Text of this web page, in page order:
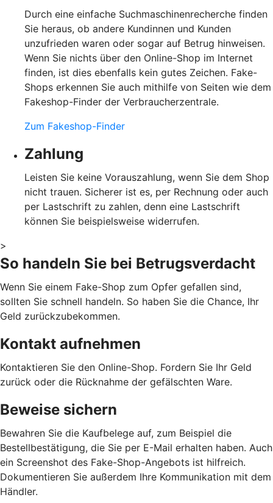
Durch eine einfache Suchmaschinenrecherche finden
Sie heraus, ob andere Kundinnen und Kunden
unzufrieden waren oder sogar auf Betrug hinweisen.
Wenn Sie nichts über den Online-Shop im Internet
finden, ist dies ebenfalls kein gutes Zeichen. Fake-
Shops erkennen Sie auch mithilfe von Seiten wie dem
Fakeshop-Finder der Verbraucherzentrale.
Zum Fakeshop-Finder
Zahlung
Leisten Sie keine Vorauszahlung, wenn Sie dem Shop
nicht trauen. Sicherer ist es, per Rechnung oder auch
per Lastschrift zu zahlen, denn eine Lastschrift
können Sie beispielsweise widerrufen.
>
So handeln Sie bei Betrugsverdacht
Wenn Sie einem Fake-Shop zum Opfer gefallen sind,
sollten Sie schnell handeln. So haben Sie die Chance, Ihr
Geld zurückzubekommen.
Kontakt aufnehmen
Kontaktieren Sie den Online-Shop. Fordern Sie Ihr Geld
zurück oder die Rücknahme der gefälschten Ware.
Beweise sichern
Bewahren Sie die Kaufbelege auf, zum Beispiel die
Bestellbestätigung, die Sie per E-Mail erhalten haben. Auch
ein Screenshot des Fake-Shop-Angebots ist hilfreich.
Dokumentieren Sie außerdem Ihre Kommunikation mit dem
Händler.